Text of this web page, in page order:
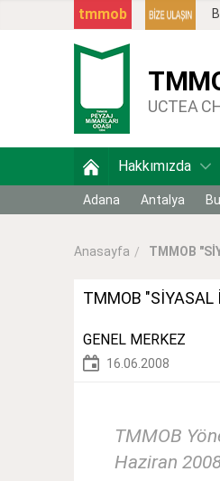
tmmob
UCTEA
Hakkımızda
Adana Antalya
Anasayfa TMMOB
TMMOB "SİYASAL
GENEL MERKEZ
16.06.2008
TMMOB
Haziran